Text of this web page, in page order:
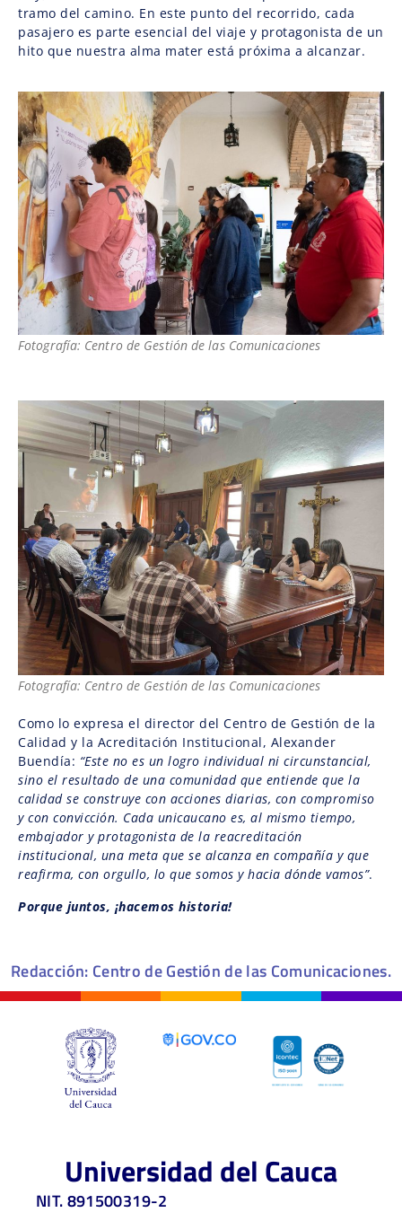
tramo del camino. En este punto del recorrido, cada
pasajero es parte esencial del viaje y protagonista de un
hito que nuestra alma mater está próxima a alcanzar.
Fotografía: Centro de Gestión de las Comunicaciones
Fotografía: Centro de Gestión de las Comunicaciones
Como lo expresa el director del Centro de Gestión de la
Calidad y la Acreditación Institucional, Alexander
Buendía: “Este no es un logro individual ni circunstancial,
sino el resultado de una comunidad que entiende que la
calidad se construye con acciones diarias, con compromiso
y con convicción. Cada unicaucano es, al mismo tiempo,
embajador y protagonista de la reacreditación
institucional, una meta que se alcanza en compañía y que
reafirma, con orgullo, lo que somos y hacia dónde vamos”.
Porque juntos, ¡hacemos historia!
Redacción: Centro de Gestión de las Comunicaciones.
Universidad del Cauca
NIT. 891500319-2